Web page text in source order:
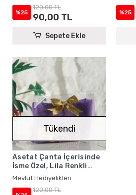
%25
120,00 TL
90,00 TL
Sepete Ekle
%25
Tükendi
Asetat Çanta İçerisinde
İsme Özel, Lila Renkli
Eşarp, Tesbih Seti
Mevlüt Hediyelikleri
120,00 TL